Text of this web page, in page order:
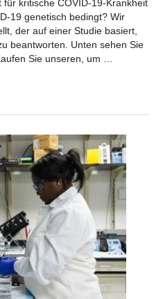
kritische COVID-19-Krankheit
19 genetisch bedingt? Wir
der auf einer Studie basiert,
beantworten. Unten sehen Sie
Sie unseren, um …